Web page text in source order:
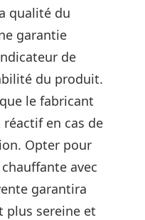
qualité du
garantie
de
du produit.
le fabricant
en cas de
Opter pour
avec
garantira
plus sereine et